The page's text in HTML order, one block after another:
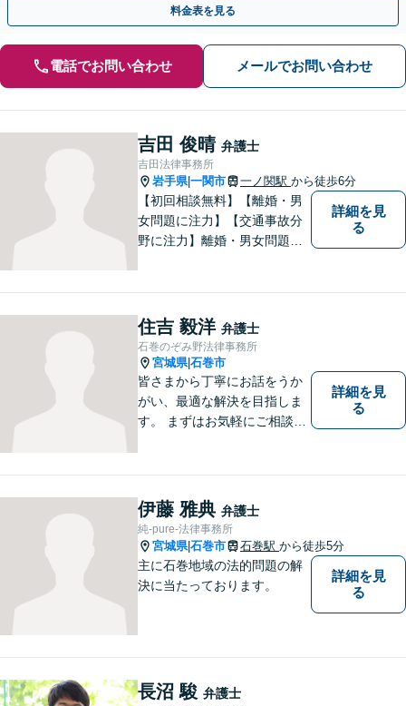
料金表を見る
電話でお問い合わせ メールでお問い合わせ
吉田 俊晴 弁護士
吉田法律事務所
岩手県|一関市 一ノ関駅 から徒歩6分
【初回相談無料】【離婚・男
女問題に注力】【交通事故分
野に注力】離婚・男女問題、
ります。何かお困りごとがご
ざいましたら、お気軽にご相
談ください。
詳細を見
る
住吉 毅洋 弁護士
石巻のぞみ野法律事務所
宮城県|石巻市
皆さまから丁寧にお話をうか
がい、最適な解決を目指しま
す。 まずはお気軽にご相談く
詳細を見
る
伊藤 雅典 弁護士
純-pure-法律事務所
宮城県|石巻市 石巻駅 から徒歩5分
主に石巻地域の法的問題の解
決に当たっております。
詳細を見
る
長沼 駿 弁護士